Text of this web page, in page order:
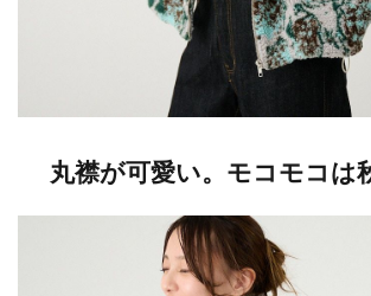
丸襟が可愛い。モコモコは